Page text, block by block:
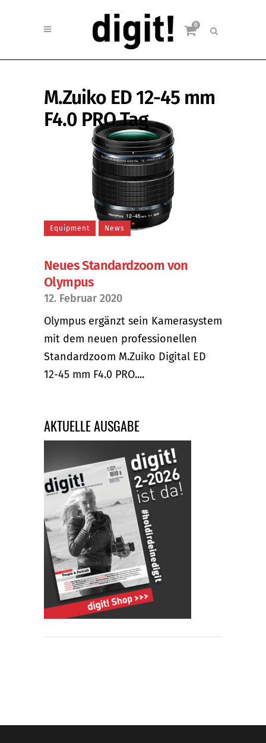
0
M.Zuiko ED 12-45 mm
F4.0 PRO Tag
Equipment News
Neues Standardzoom von
Olympus
12. Februar 2020
Olympus ergänzt sein Kamerasystem
mit dem neuen professionellen
Standardzoom M.Zuiko Digital ED
12-45 mm F4.0 PRO....
AKTUELLE AUSGABE